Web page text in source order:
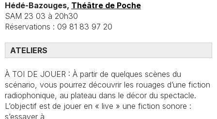
Hédé-Bazouges, Théâtre de Poche
SAM 23 03 à 20h30
Réservations : 09 81 83 97 20
ATELIERS
À TOI DE JOUER : À partir de quelques scènes du
scénario, vous pourrez découvrir les rouages d’une fiction
radiophonique, au plateau dans le décor du spectacle.
L’objectif est de jouer en « live » une fiction sonore :
s’essayer à